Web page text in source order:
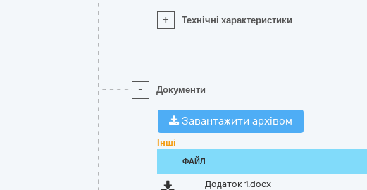
+ Технічні характеристики
- Документи
Завантажити архівом
Інші
ФАЙЛ
Додаток 1.docx